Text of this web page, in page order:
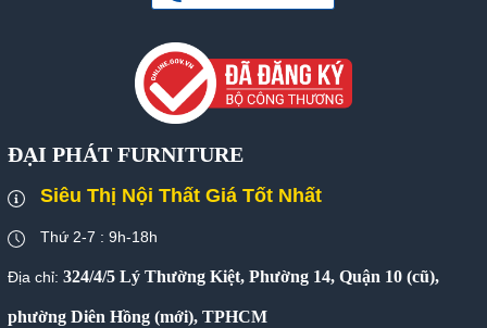
ĐẠI PHÁT FURNITURE
Siêu Thị Nội Thất Giá Tốt Nhất
Thứ 2-7 : 9h-18h
Địa chỉ: 324/4/5 Lý Thường Kiệt, Phường 14, Quận 10 (cũ),
phường Diên Hồng (mới), TPHCM